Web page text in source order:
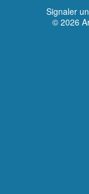
Signaler
© 2026